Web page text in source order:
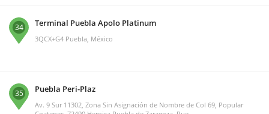
34 Terminal Puebla Apolo Platinum
3QCX+G4 Puebla, México
35 Puebla Peri-Plaz
Av. 9 Sur 11302, Zona Sin Asignación de Nombre de Col 69, Popular